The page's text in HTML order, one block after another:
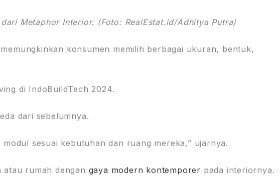
Metaphor Interior. (Foto: RealEstat.id/Adhitya Putra)
konsumen memilih berbagai ukuran, bentuk,
di IndoBuildTech 2024.
dari sebelumnya.
sesuai kebutuhan dan ruang mereka,” ujarnya.
rumah dengan gaya modern kontemporer pada interiornya.